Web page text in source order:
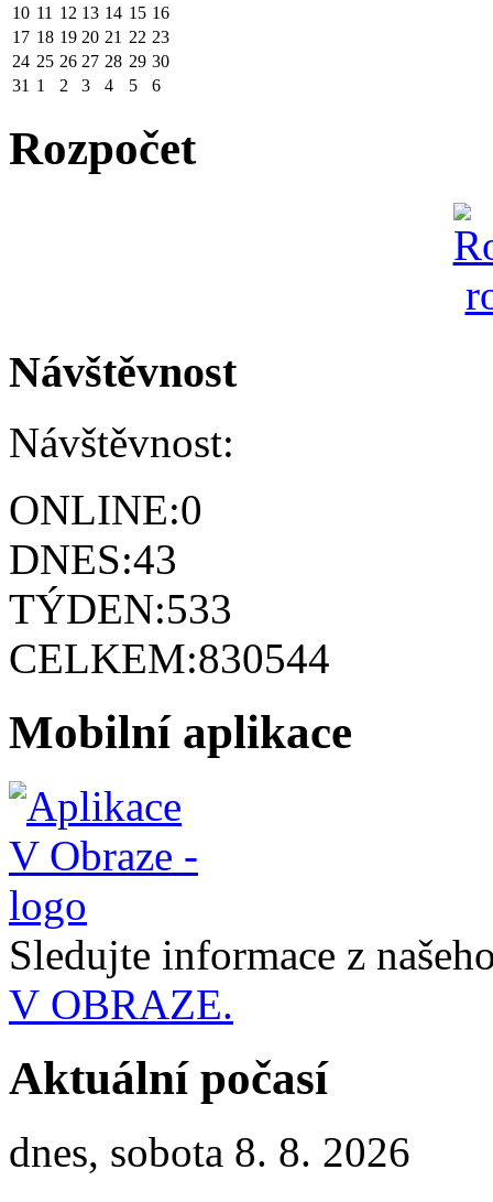
10 11 12 13 14 15 16
17 18 19 20 21 22 23
24 25 26 27 28 29 30
31 1 2 3 4 5 6
Rozpočet
Návštěvnost
Návštěvnost:
ONLINE:0
DNES:43
TÝDEN:533
CELKEM:830544
Mobilní aplikace
Sledujte informace z
V OBRAZE.
Aktuální počasí
dnes, sobota 8. 8. 2026